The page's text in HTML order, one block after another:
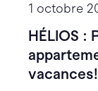
1 octobre
HÉLIOS :
vacances!